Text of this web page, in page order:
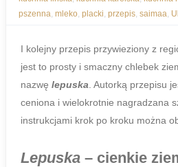
pszenna, mleko, placki, przepis, saimaa,
I kolejny przepis przywieziony z
jest to prosty i smaczny chlebek
nazwę lepuska . Autorką przepisu
ceniona i wielokrotnie nagradzana
instrukcjami krok po kroku można
Lepuska – cienkie